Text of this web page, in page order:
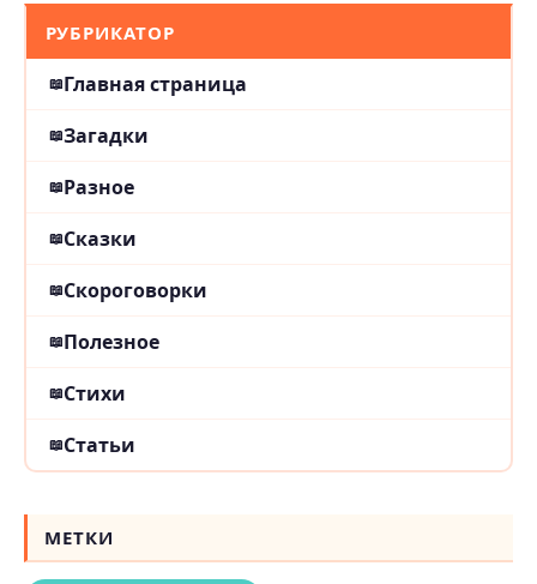
РУБРИКАТОР
Главная страница
Загадки
Разное
Сказки
Скороговорки
Полезное
Стихи
Статьи
МЕТКИ